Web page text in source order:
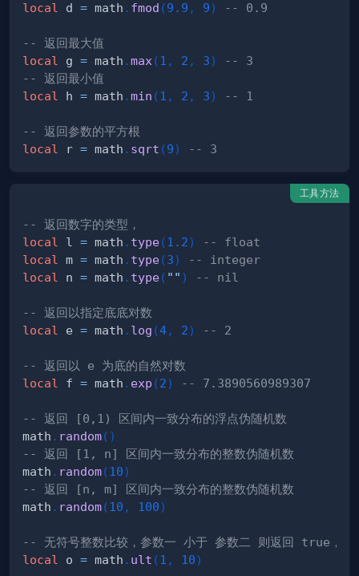
local
d = math . fmod (9.9 , 9) -- 0.9
-- 返回最大值
local
g = math .max (1 , 2 , 3)
-- 3
-- 返回最小值
local
h = math .min (1 , 2 , 3) -- 1
-- 返回参数的平方根
local
r = math . sqrt (9) -- 3
工具方法
-- 返回数字的类型，
local
l = math . type(1.2)
-- float
local
m = math . type(3)
-- integer
local
n = math . type( "" ) -- nil
-- 返回以指定底底对数
local
e = math . log (4, 2) -- 2
-- 返回以 e 为底的自然对数
local
f = math . exp (2) -- 7.3890560989307
-- 返回 [0,1) 区间内一致分布的浮点伪随机数
math . random( )
-- 返回 [1, n] 区间内一致分布的整数伪随机数
math . random(10)
-- 返回 [n, m] 区间内一致分布的整数伪随机数
math . random(10 , 100)
-- 无符号整数比较，参数一 小于 参数二 则返回 true，
local
o = math . ult (1 , 10)